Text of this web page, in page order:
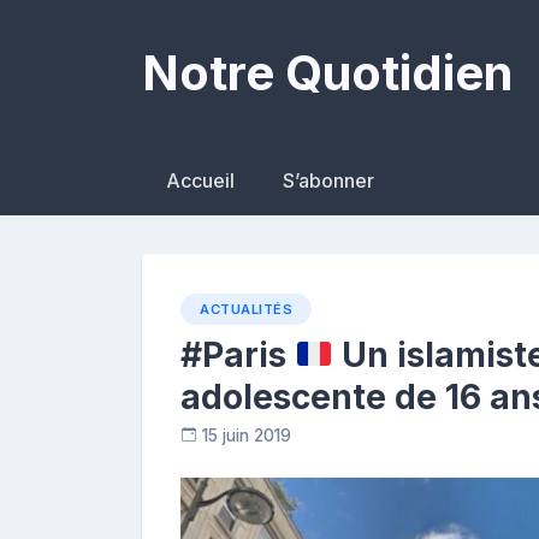
Notre Quotidien
Accueil S’abonner
ACTUALITÉS
#Paris
Un
adolescente de 16
15 juin 2019